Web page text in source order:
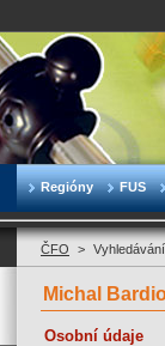
Regióny FUS
ČFO >
Michal
Osobní údaje